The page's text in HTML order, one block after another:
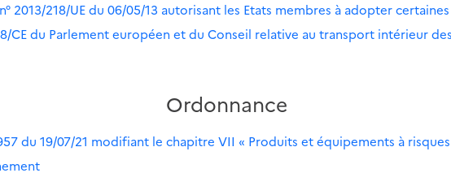
2013/218/UE du 06/05/13 autorisant les Etats membres à adopter
CE du Parlement européen et du Conseil relative au transport intérieur
Ordonnance
du 19/07/21 modifiant le chapitre VII « Produits et équipements à